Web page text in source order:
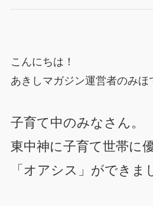
こんにちは！
あきしマガジン運営者のみほ
子育て中のみなさん。
東中神に子育て世帯に
「オアシス」ができま